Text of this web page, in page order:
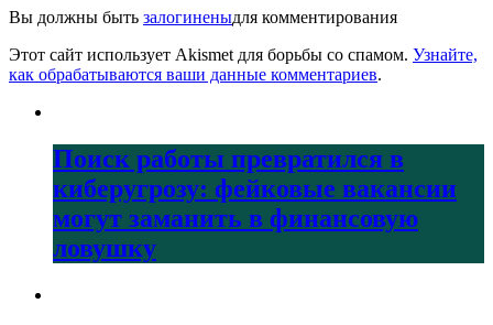
Вы должны быть залогиненыдля комментирования
Этот сайт использует Akismet для борьбы со спамом. Узнайте,
как обрабатываются ваши данные комментариев.
Поиск работы превратился в
киберугрозу: фейковые вакансии
могут заманить в финансовую
ловушку